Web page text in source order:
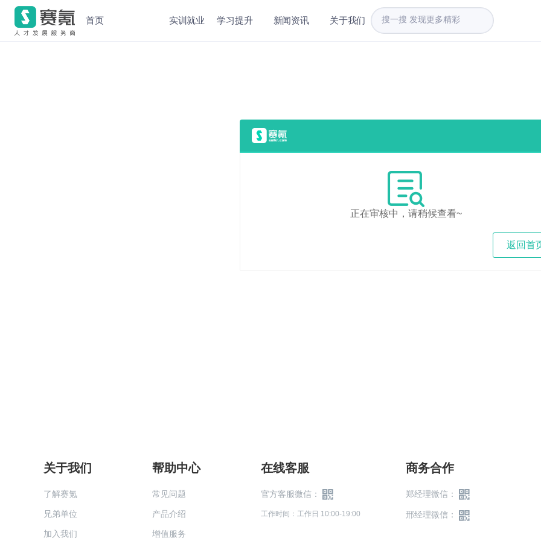
首页 实训就业 学习提升 新闻资讯 关于我们
正在审核中，请稍候查看~
返回首
关于我们
了解赛氪
兄弟单位
加入我们
帮助中心
常见问题
产品介绍
增值服务
在线客服
官方客服微信：
工作时间：工作日 10:00-19:00
商务合作
郑经理微信：
邢经理微信：